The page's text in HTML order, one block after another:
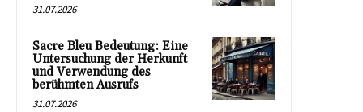
31.07.2026
Sacre Bleu Bedeutung: Eine
Untersuchung der Herkunft
und Verwendung des
berühmten Ausrufs
31.07.2026